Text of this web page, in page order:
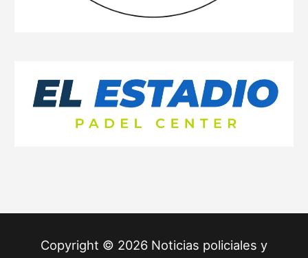
Copyright © 2026 Noticias policiales y